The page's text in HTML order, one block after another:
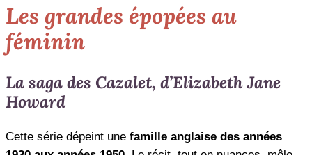
Les grandes épopées au
féminin
La saga des Cazalet, d’Elizabeth Jane
Howard
Cette série dépeint une famille anglaise des années